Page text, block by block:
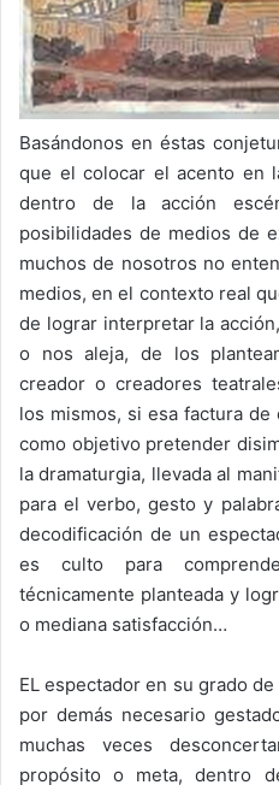
Basándonos en éstas
que el colocar el acento en
dentro de la acción
posibilidades de medios de
muchos de nosotros no
medios, en el contexto real
de lograr interpretar la
o nos aleja, de los
creador o creadores
los mismos, si esa factura
como objetivo pretender
la dramaturgia, llevada al
para el verbo, gesto y
decodificación de un
es culto para
técnicamente planteada y
o mediana satisfacción…
EL espectador en su grado
por demás necesario
muchas veces
propósito o meta, dentro